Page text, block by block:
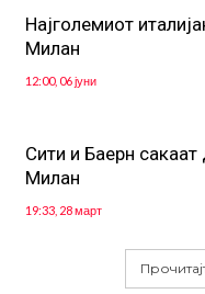
Најголемиот
Милан
12:00, 06 јуни
Сити и Баерн сакаат
Милан
19:33, 28 март